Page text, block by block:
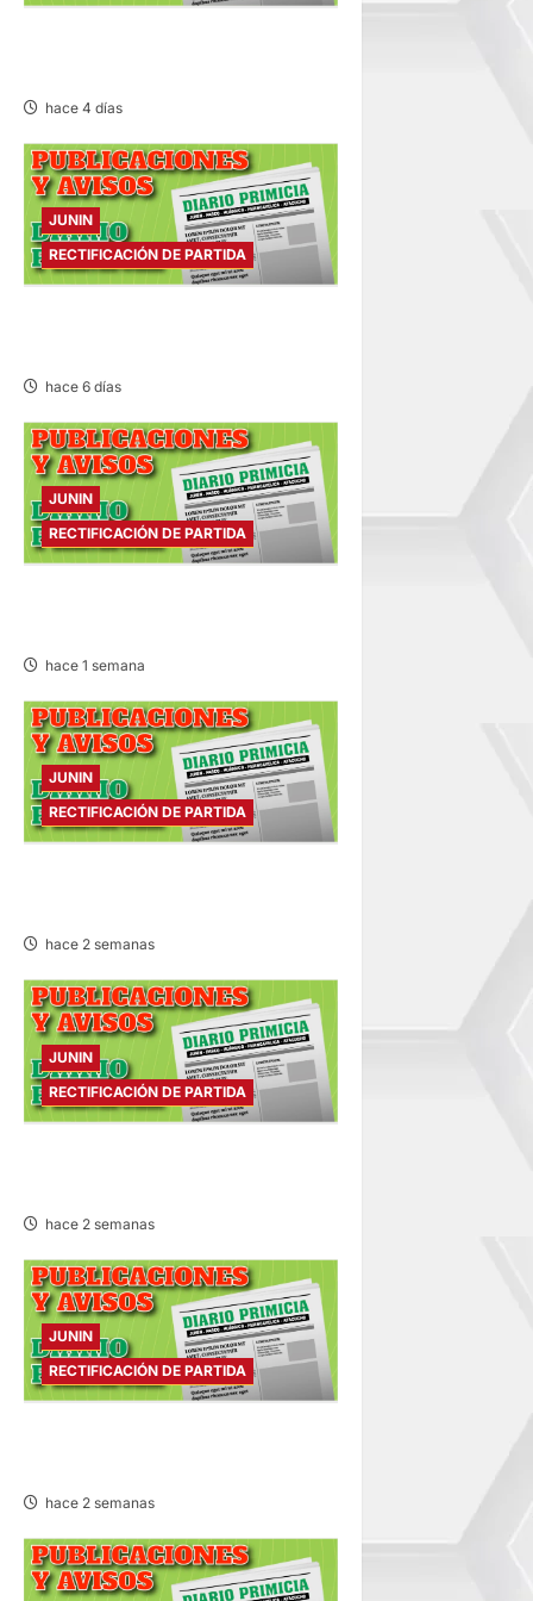
hace 4 días
JUNIN
RECTIFICACIÓN DE PARTIDA
hace 6 días
JUNIN
RECTIFICACIÓN DE PARTIDA
hace 1 semana
JUNIN
RECTIFICACIÓN DE PARTIDA
hace 2 semanas
JUNIN
RECTIFICACIÓN DE PARTIDA
hace 2 semanas
JUNIN
RECTIFICACIÓN DE PARTIDA
hace 2 semanas